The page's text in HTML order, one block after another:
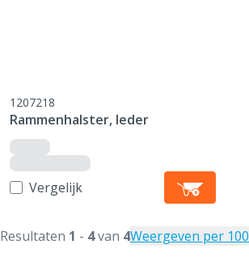
1207218
Rammenhalster, leder
Vergelijk
Resultaten 1 - 4van 4Weergeven per 100